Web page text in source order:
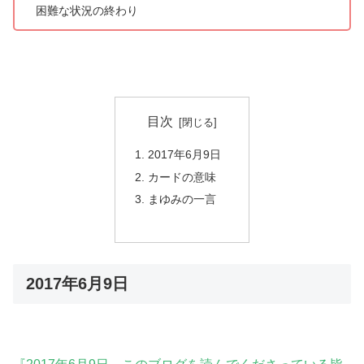
困難な状況の終わり
目次
2017年6月9日
カードの意味
まゆみの一言
2017年6月9日